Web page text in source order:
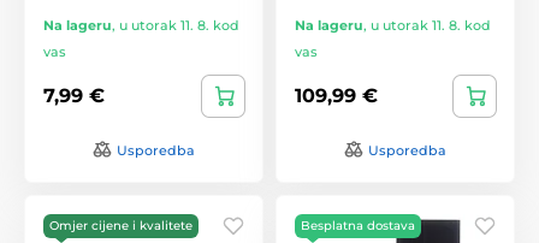
Na lageru, u utorak 11. 8. kod
vas
7,99 €
Usporedba
Na lageru, u utorak 11. 8. kod
vas
109,99 €
Usporedba
Omjer cijene i kvalitete Besplatna dostava